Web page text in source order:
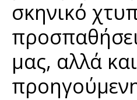
σκηνικό
μας, αλλά